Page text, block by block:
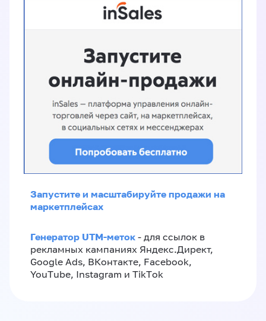
Запустите и масштабируйте продажи на
маркетплейсах
Генератор UTM-меток - для ссылок в
рекламных кампаниях Яндекс.Директ,
Google Ads, ВКонтакте, Facebook,
YouTube, Instagram и TikTok